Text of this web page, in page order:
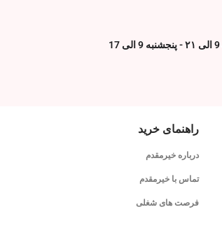
راهنمای خرید
درباره خیرمقدم
تماس با خیرمقدم
فرصت های شغلی